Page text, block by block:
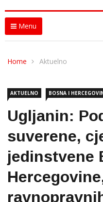
Menu
Home Aktuelno
AKTUELNO BOSNA I
Ugljanin:
suverene,
jedinstvene